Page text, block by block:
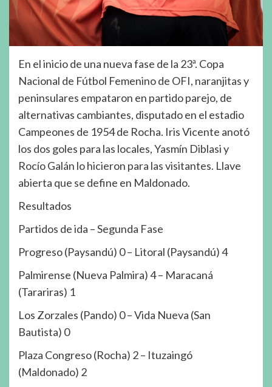
En el inicio de una nueva fase de la 23ª. Copa
Nacional de Fútbol Femenino de OFI, naranjitas y
peninsulares empataron en partido parejo, de
alternativas cambiantes, disputado en el estadio
Campeones de 1954 de Rocha. Iris Vicente anotó
los dos goles para las locales, Yasmín Diblasi y
Rocío Galán lo hicieron para las visitantes. Llave
abierta que se define en Maldonado.
Resultados
Partidos de ida – Segunda Fase
Progreso (Paysandú) 0 – Litoral (Paysandú) 4
Palmirense (Nueva Palmira) 4 – Maracaná
(Tarariras) 1
Los Zorzales (Pando) 0 – Vida Nueva (San
Bautista) 0
Plaza Congreso (Rocha) 2 – Ituzaingó
(Maldonado) 2